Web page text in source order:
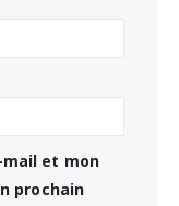
et mon
prochain